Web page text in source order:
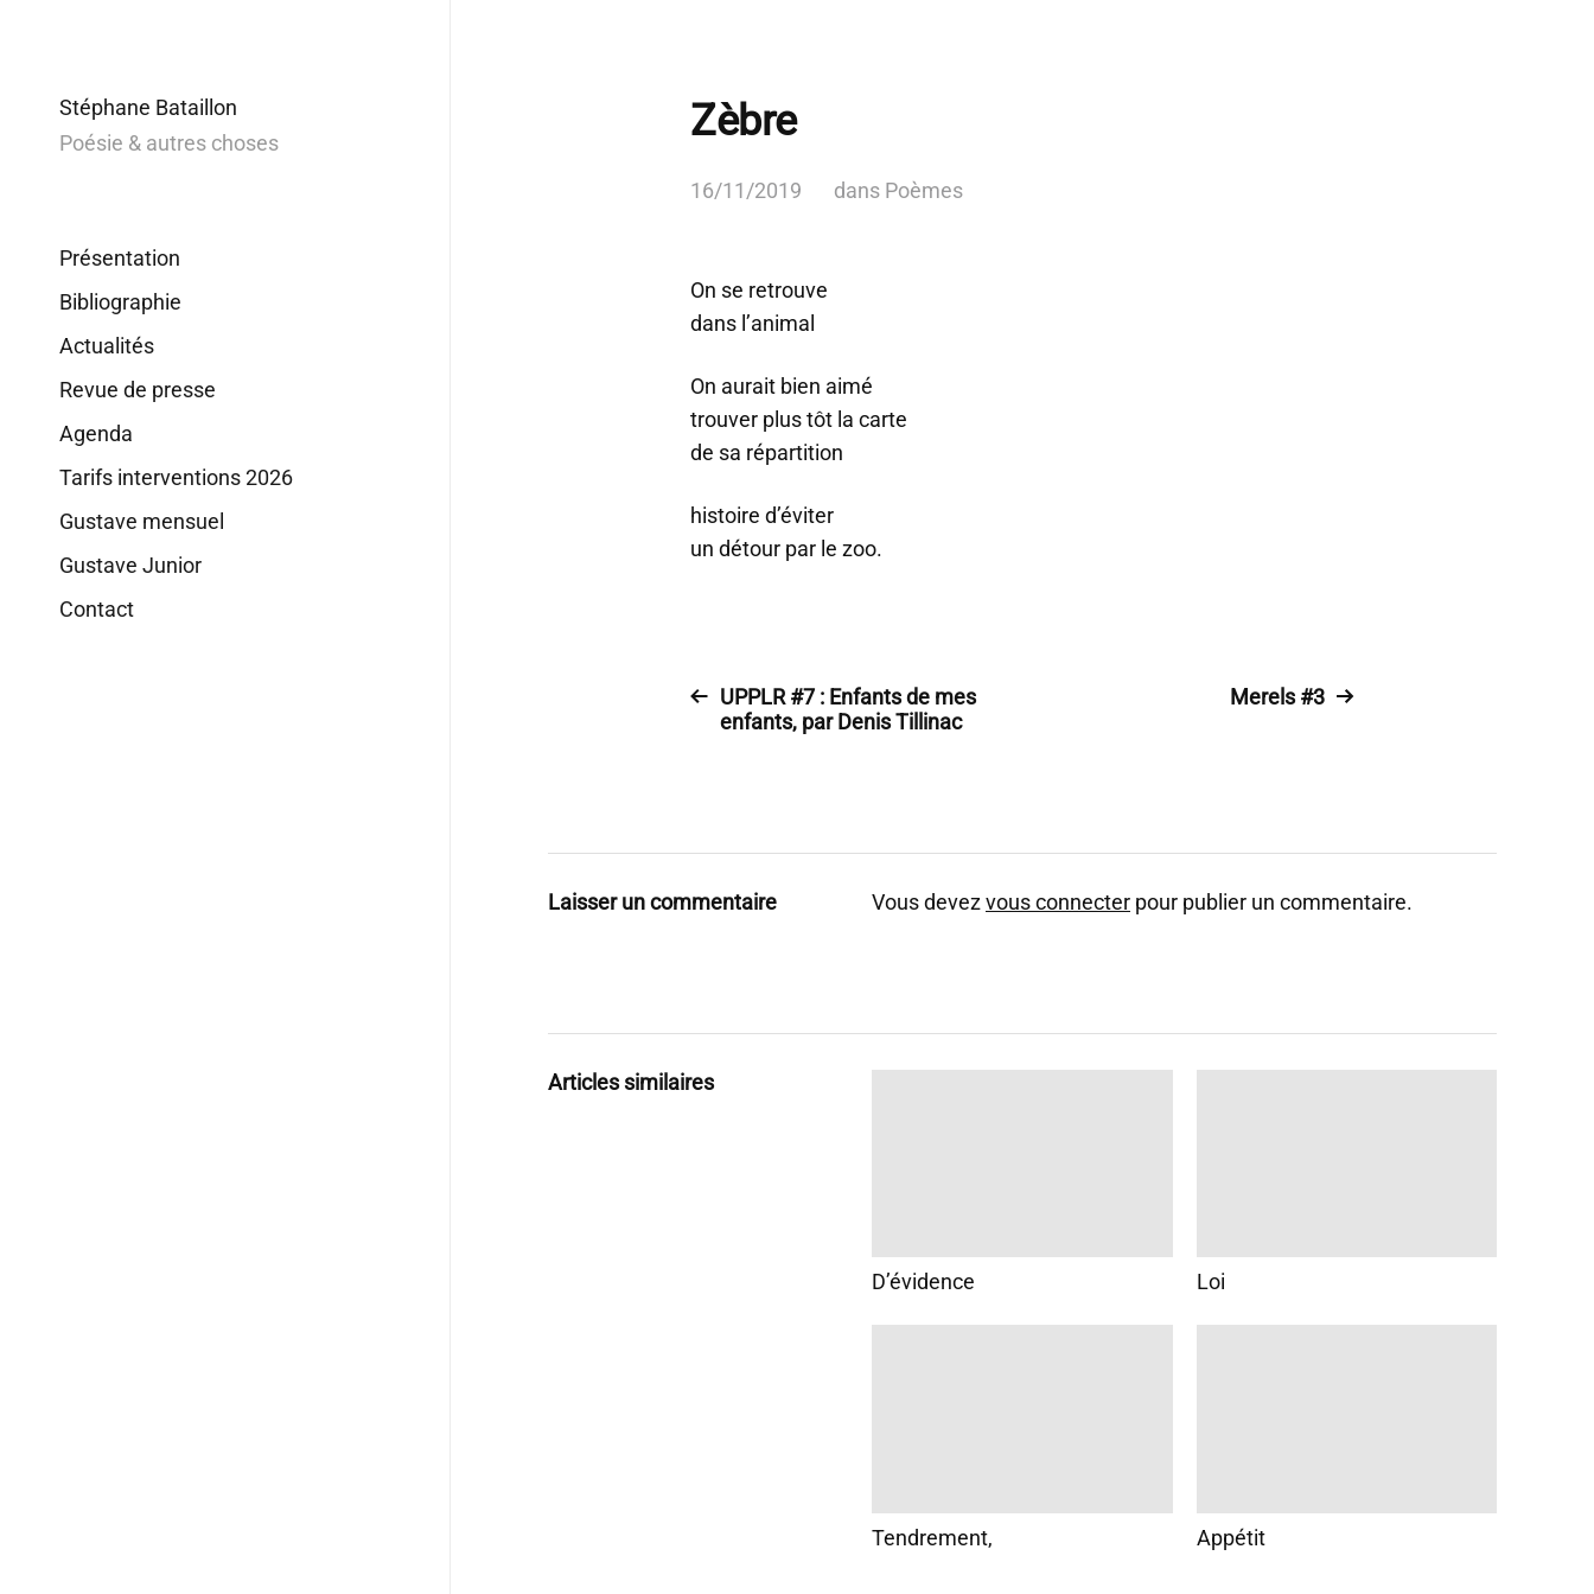
Stéphane Bataillon
Poésie & autres choses
Présentation
Bibliographie
Actualités
Revue de presse
Agenda
Tarifs interventions 2026
Gustave mensuel
Gustave Junior
Contact
Zèbre
16/11/2019 dans Poèmes
On se retrouve
dans l’animal
On aurait bien aimé
trouver plus tôt la carte
de sa répartition
histoire d’éviter
un détour par le zoo.
UPPLR #7 : Enfants de mes
enfants, par Denis Tillinac
Merels #3
Laisser un commentaire Vous devezvous connecter pour publier un commentaire.
Articles similaires
D’évidence Loi
Tendrement, Appétit